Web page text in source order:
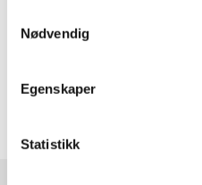
Nødvendig
Egenskaper
Statistikk